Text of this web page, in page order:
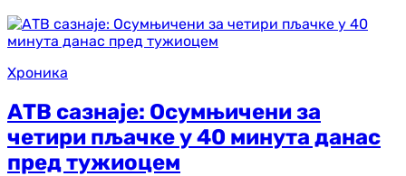
Хроника
АТВ сазнаје: Осумњичени за
четири пљачке у 40 минута данас
пред тужиоцем